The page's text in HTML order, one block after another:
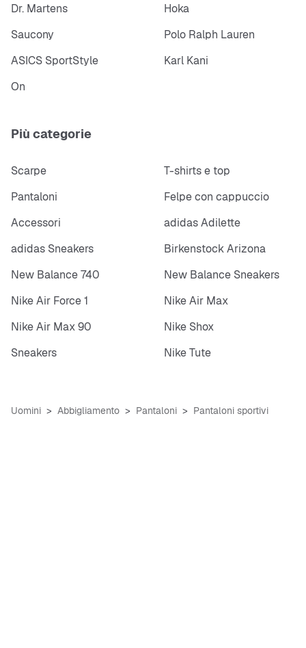
Dr. Martens
Hoka
Saucony
Polo Ralph Lauren
ASICS SportStyle
Karl Kani
On
Più categorie
Scarpe
T-shirts e top
Pantaloni
Felpe con cappuccio
Accessori
adidas Adilette
adidas Sneakers
Birkenstock Arizona
New Balance 740
New Balance Sneakers
Nike Air Force 1
Nike Air Max
Nike Air Max 90
Nike Shox
Sneakers
Nike Tute
Uomini Abbigliamento Pantaloni Pantaloni sportivi